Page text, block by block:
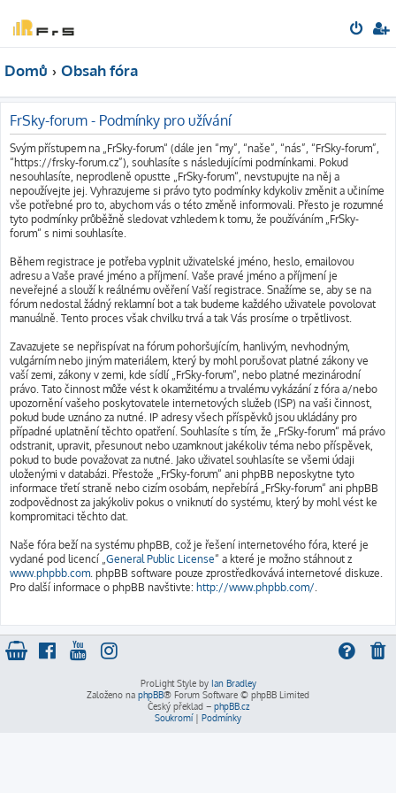
Domů Obsah fóra
FrSky-forum - Podmínky pro užívání
Svým přístupem na „FrSky-forum“ (dále jen “my”, “naše”, “nás”, “FrSky-forum”,
“https://frsky-forum.cz”), souhlasíte s následujícími podmínkami. Pokud
nesouhlasíte, neprodleně opusťte „FrSky-forum“, nevstupujte na něj a
nepoužívejte jej. Vyhrazujeme si právo tyto podmínky kdykoliv změnit a učiníme
vše potřebné pro to, abychom vás o této změně informovali. Přesto je rozumné
tyto podmínky průběžně sledovat vzhledem k tomu, že používáním „FrSky-
forum“ s nimi souhlasíte.
Během registrace je potřeba vyplnit uživatelské jméno, heslo, emailovou
adresu a Vaše pravé jméno a příjmení. Vaše pravé jméno a příjmení je
neveřejné a slouží k reálnému ověření Vaší registrace. Snažíme se, aby se na
fórum nedostal žádný reklamní bot a tak budeme každého uživatele povolovat
manuálně. Tento proces však chvilku trvá a tak Vás prosíme o trpětlivost.
Zavazujete se nepřispívat na fórum pohoršujícím, hanlivým, nevhodným,
vulgárním nebo jiným materiálem, který by mohl porušovat platné zákony ve
vaší zemi, zákony v zemi, kde sídlí „FrSky-forum“, nebo platné mezinárodní
právo. Tato činnost může vést k okamžitému a trvalému vykázání z fóra a/nebo
upozornění vašeho poskytovatele internetových služeb (ISP) na vaši činnost,
pokud bude uznáno za nutné. IP adresy všech příspěvků jsou ukládány pro
případné uplatnění těchto opatření. Souhlasíte s tím, že „FrSky-forum“ má právo
odstranit, upravit, přesunout nebo uzamknout jakékoliv téma nebo příspěvek,
pokud to bude považovat za nutné. Jako uživatel souhlasíte se všemi údaji
uloženými v databázi. Přestože „FrSky-forum“ ani phpBB neposkytne tyto
informace třetí straně nebo cizím osobám, nepřebírá „FrSky-forum“ ani phpBB
zodpovědnost za jakýkoliv pokus o vniknutí do systému, který by mohl vést ke
kompromitaci těchto dat.
Naše fóra beží na systému phpBB, což je řešení internetového fóra, které je
vydané pod licencí „General Public License“ a které je možno stáhnout z
www.phpbb.com. phpBB software pouze zprostředkovává internetové diskuze.
Pro další informace o phpBB navštivte: http://www.phpbb.com/.
ProLight Style by Ian Bradley
Založeno na phpBB® Forum Software © phpBB Limited
Český překlad – phpBB.cz
Soukromí| Podmínky